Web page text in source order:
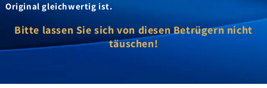
Original gleichwertig ist.
Bitte lassen Sie sich von diesen Betrügern nicht
täuschen!